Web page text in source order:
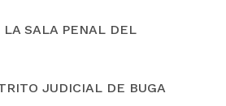
LA SALA PENAL DEL
JUDICIAL DE BUGA